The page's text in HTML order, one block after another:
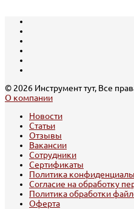
© 2026 Инструмент тут, Все
О компании
Новости
Статьи
Отзывы
Вакансии
Сотрудники
Сертификаты
Политика
Согласие на обработку
Политика обработки
Оферта